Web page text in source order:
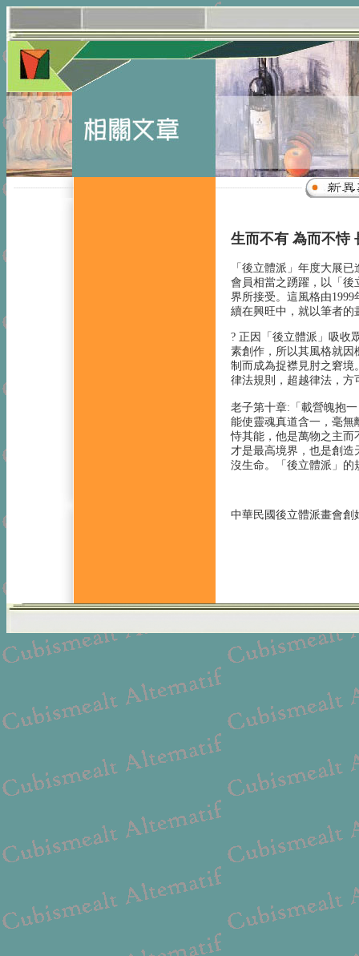
------------------------- ------------------------------------
生而不有 為而不恃
「後立體派」年度大展
會員相當之踴躍，以「後
界所接受。這風格由
續在興旺中，就以筆者的
? 正因「後立體派」吸收
素創作，所以其風格就因
制而成為捉襟見肘之窘境
律法規則，超越律法，方
老子第十章:「載營魄抱
能使靈魂真道含一，毫
恃其能，他是萬物之主而
才是最高境界，也是創造
沒生命。「後立體派」的
中華民國後立體派畫會創